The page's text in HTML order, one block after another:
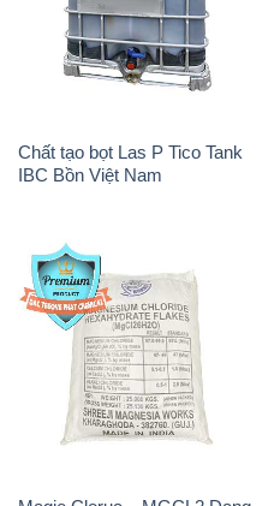
Chất tạo bọt Las P Tico Tank
IBC Bồn Việt Nam